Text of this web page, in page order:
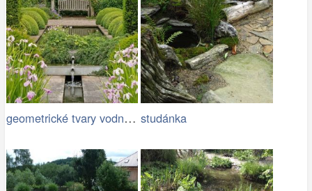
geometrické tvary vodních ploch jsou… studánka